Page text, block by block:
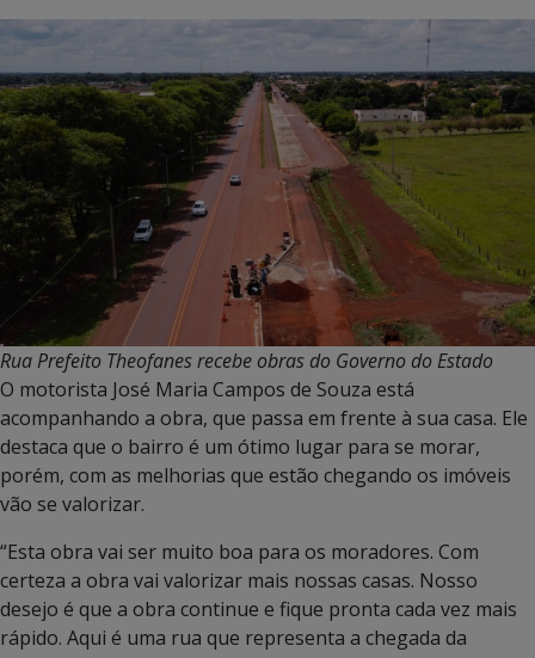
Rua Prefeito Theofanes recebe obras do Governo do Estado
O motorista José Maria Campos de Souza está
acompanhando a obra, que passa em frente à sua casa. Ele
destaca que o bairro é um ótimo lugar para se morar,
porém, com as melhorias que estão chegando os imóveis
vão se valorizar.
“Esta obra vai ser muito boa para os moradores. Com
certeza a obra vai valorizar mais nossas casas. Nosso
desejo é que a obra continue e fique pronta cada vez mais
rápido. Aqui é uma rua que representa a chegada da